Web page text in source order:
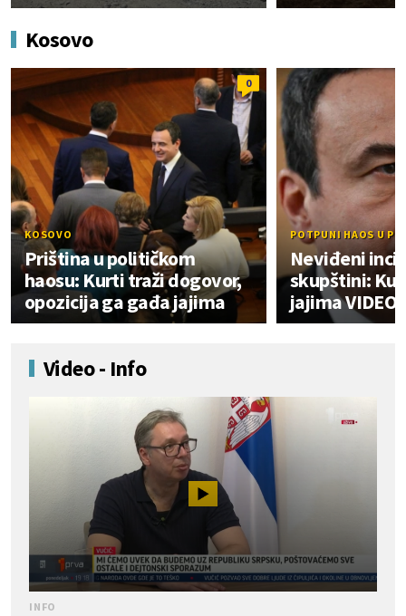
Kosovo
0
KOSOVO
Priština u političkom
haosu: Kurti traži dogovor,
opozicija ga gađa jajima
POTPUNI HAOS U
Neviđeni
skupštini:
jajima VIDEO
Video - Info
INFO